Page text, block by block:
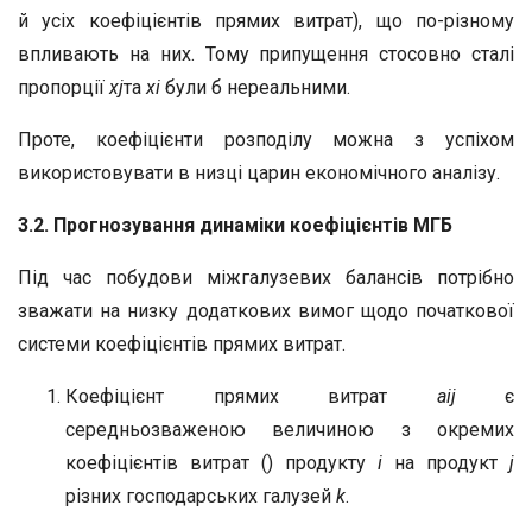
й усіх коефіцієнтів прямих витрат), що по-різному
впливають на них. Тому припущення стосовно сталі
пропорціїхjтахi були б нереальними.
Проте, коефіцієнти розподілу можна з успіхом
використовувати в низці царин економічного аналізу.
3.2. Прогнозування динаміки коефіцієнтів МГБ
Під час побудови міжгалузевих балансів потрібно
зважати на низку додаткових вимог щодо початкової
системи коефіцієнтів прямих витрат.
Коефіцієнт прямих витрат аijє
середньозваженою величиною з окремих
коефіцієнтів витрат () продукту і на продукт j
різних господарських галузей k.